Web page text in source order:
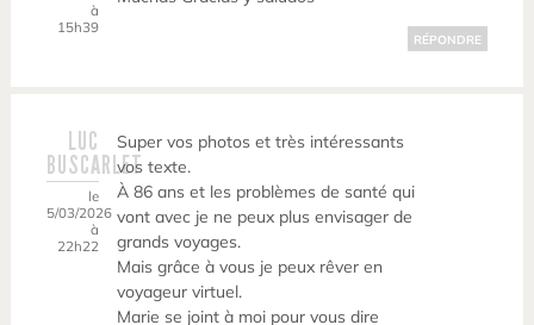
à
15h39
RÉPONDRE
LUC
BUSCARLET
le
5/03/2026
à
22h22
Super vos photos et très intéressants
vos texte.
À 86 ans et les problèmes de santé qui
vont avec je ne peux plus envisager de
grands voyages.
Mais grâce à vous je peux rêver en
voyageur virtuel.
Marie se joint à moi pour vous dire